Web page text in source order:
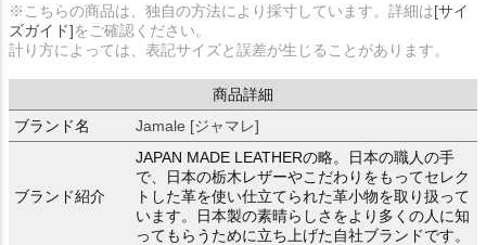
※こちらの商品は、独自の方法により採寸しています。詳細は[サイ
ズガイド]をご確認ください。
計り方によっては、表記サイズと誤差が生じることがあります。
商品詳細
ブランド名
Jamale [ジャマレ]
ブランド紹介
JAPAN MADE LEATHERの略。日本の職人の手
で、日本の栃木レザーやこだわりをもってセレク
トした革を使い仕立てられた革小物を取り扱って
います。日本製の素晴らしさをより多くの人に知
ってもらうために立ち上げた自社ブランドです。